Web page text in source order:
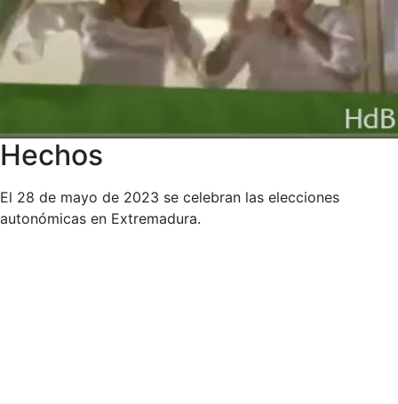
Hechos
El 28 de mayo de 2023 se celebran las elecciones
autonómicas en Extremadura.